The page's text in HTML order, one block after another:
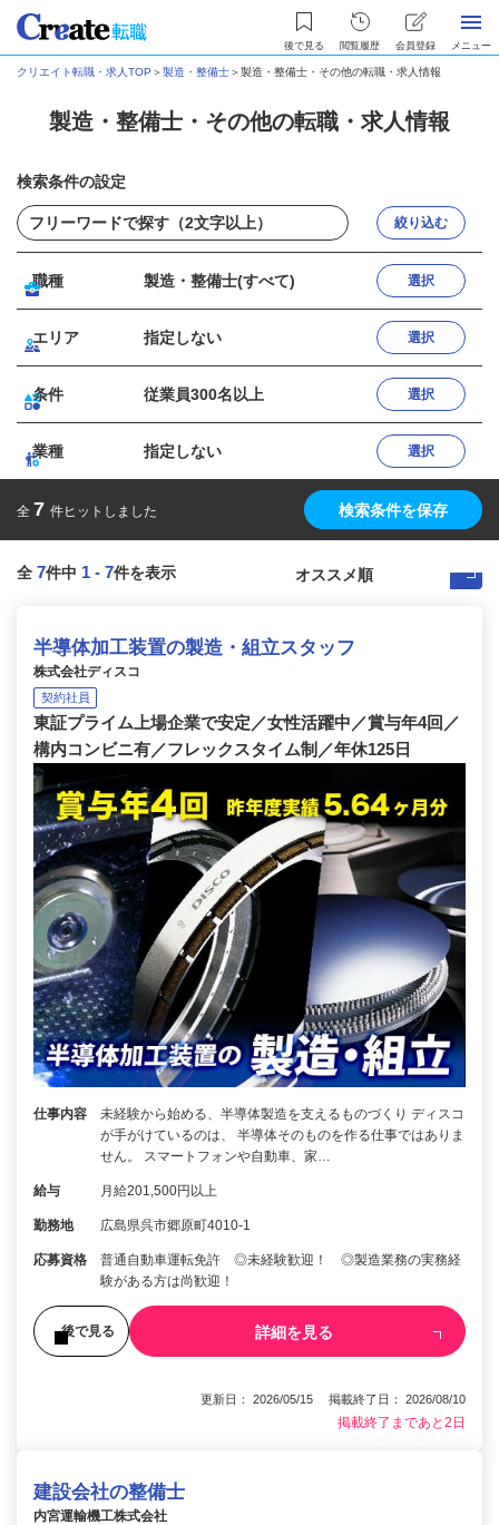
後で見る 閲覧履歴 会員登録 メニュー
クリエイト転職・求人TOP ＞製造・整備士＞製造・整備士・その他の転職・求人情報
製造・整備士・その他の転職・求人情報
検索条件の設定
絞り込む
職種 製造・整備士(すべて) 選択
エリア 指定しない 選択
条件 従業員300名以上 選択
業種 指定しない 選択
全 7 件ヒットしました 検索条件を保存
全 7件中 1 - 7件を表示
半導体加工装置の製造・組立スタッフ
株式会社ディスコ
契約社員
東証プライム上場企業で安定／女性活躍中／賞与年4回／
構内コンビニ有／フレックスタイム制／年休125日
仕事内容
未経験から始める、半導体製造を支えるものづくり ディスコ
が手がけているのは、 半導体そのものを作る仕事ではありま
せん。 スマートフォンや自動車、家…
給与 月給201,500円以上
勤務地 広島県呉市郷原町4010-1
応募資格
普通自動車運転免許 ◎未経験歓迎！ ◎製造業務の実務経
験がある方は尚歓迎！
後で見る 詳細を見る
更新日： 2026/05/15 掲載終了日： 2026/08/10
掲載終了まであと2日
建設会社の整備士
内宮運輸機工株式会社